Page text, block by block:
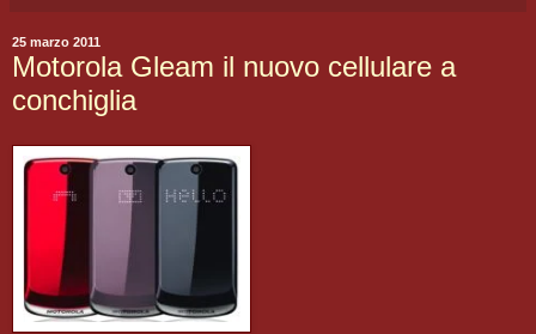
25 marzo 2011
Motorola Gleam il nuovo cellulare a
conchiglia